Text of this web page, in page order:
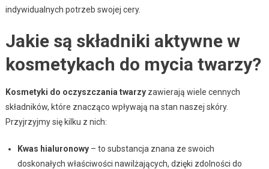
indywidualnych potrzeb swojej cery.
Jakie są składniki aktywne w
kosmetykach do mycia twarzy?
Kosmetyki do oczyszczania twarzyzawierają wiele cennych
składników, które znacząco wpływają na stan naszej skóry.
Przyjrzyjmy się kilku z nich:
Kwas hialuronowy– to substancja znana ze swoich
doskonałych właściwości nawilżających, dzięki zdolności do